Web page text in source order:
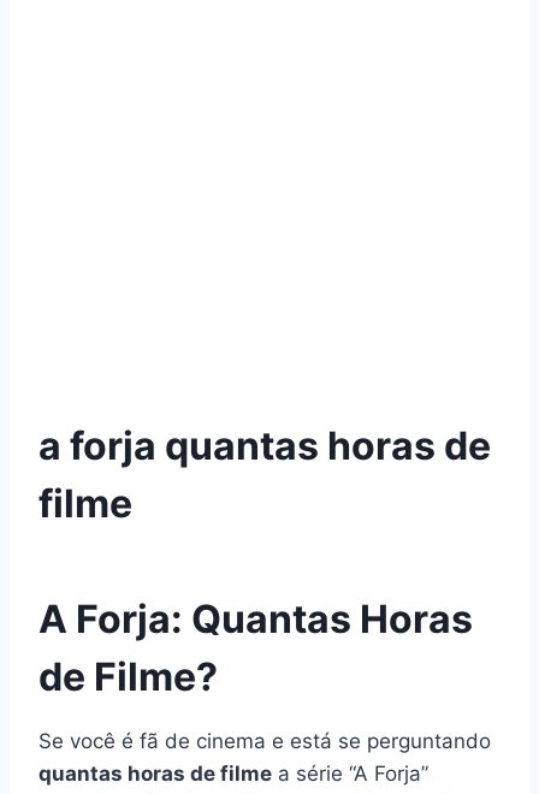
a forja quantas horas de
filme
A Forja: Quantas Horas
de Filme?
Se você é fã de cinema e está se perguntando
quantas horas de filme a série “A Forja”